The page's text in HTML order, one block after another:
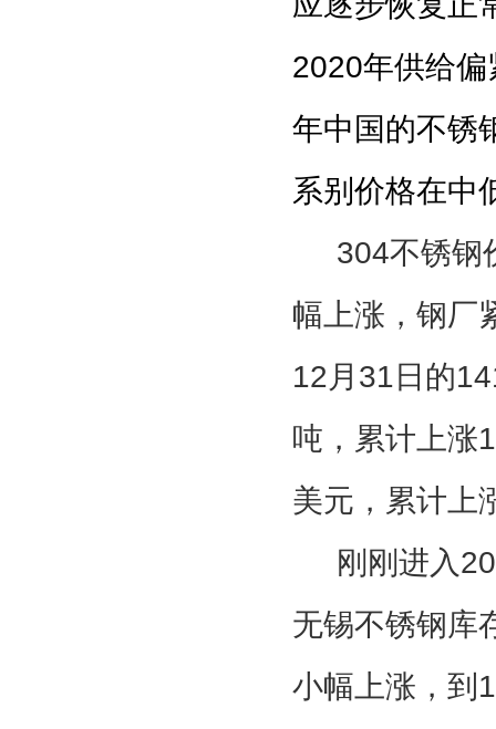
2020年供给偏
年中国的不锈
系别价格在中
304不锈钢
幅上涨， 钢厂
12月 31日的
吨，累计上涨
美元，累计上
刚刚进入
无锡不锈钢库
小幅上涨，到